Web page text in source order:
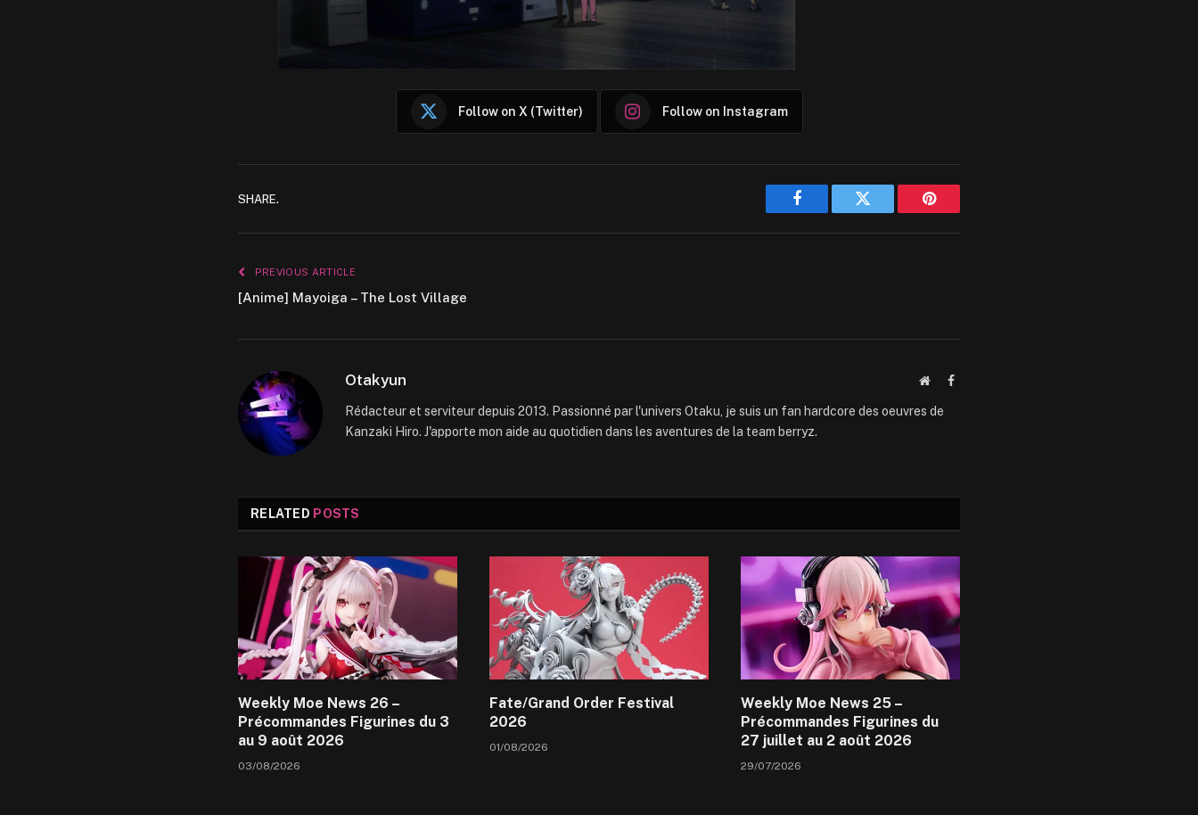
Follow on X (Twitter) Follow on Instagram
SHARE.
Facebook Twitter Pinterest
PREVIOUS ARTICLE
[Anime] Mayoiga – The Lost Village
Otakyun WebsiteFacebook
Rédacteur et serviteur depuis 2013. Passionné par l'univers Otaku, je suis un fan hardcore des oeuvres de
Kanzaki Hiro. J'apporte mon aide au quotidien dans les aventures de la team berryz.
RELATED POSTS
Weekly Moe News 26 –
Précommandes Figurines du 3
au 9 août 2026
03/08/2026
Fate/Grand Order Festival
2026
01/08/2026
Weekly Moe News 25 –
Précommandes Figurines du
27 juillet au 2 août 2026
29/07/2026